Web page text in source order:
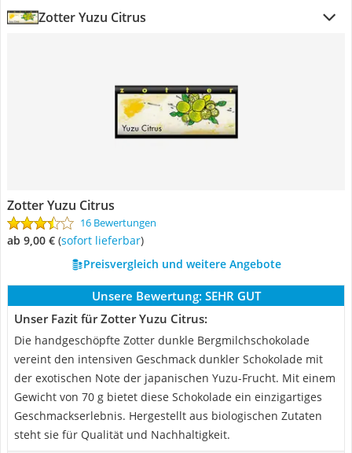
Zotter Yuzu Citrus
Zotter Yuzu Citrus
16 Bewertungen
ab 9,00 € ( Sofort lieferbar)
Preisvergleich und weitere Angebote
Unsere Bewertung: SEHR GUT
Unser Fazit für Zotter Yuzu Citrus:
Die handgeschöpfte Zotter dunkle Bergmilchschokolade
vereint den intensiven Geschmack dunkler Schokolade mit
der exotischen Note der japanischen Yuzu-Frucht. Mit einem
Gewicht von 70 g bietet diese Schokolade ein einzigartiges
Geschmackserlebnis. Hergestellt aus biologischen Zutaten
steht sie für Qualität und Nachhaltigkeit.